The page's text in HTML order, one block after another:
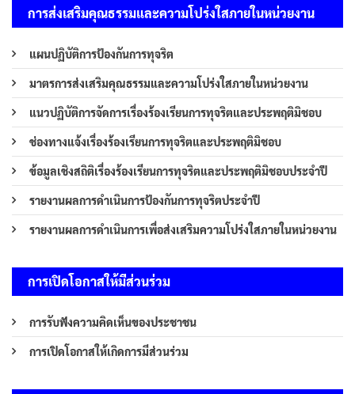
การส่งเสริมคุณธรรมและความโปร่งใสภายในหน่วยงาน
แผนปฏิบัติการป้องกันการทุจริต
มาตรการส่งเสริมคุณธรรมและความโปร่งใสภายในหน่วยงาน
แนวปฏิบัติการจัดการเรื่องร้องเรียนการทุจริตและประพฤติมิชอบ
ช่องทางแจ้งเรื่องร้องเรียนการทุจริตและประพฤติมิชอบ
ข้อมูลเชิงสถิติเรื่องร้องเรียนการทุจริตและประพฤติมิชอบประจำปี
รายงานผลการดำเนินการป้องกันการทุจริตประจำปี
รายงานผลการดำเนินการเพื่อส่งเสริมความโปร่งใสภายในหน่วยงาน
การเปิดโอกาสให้มีส่วนร่วม
การรับฟังความคิดเห็นของประชาชน
การเปิดโอกาสให้เกิดการมีส่วนร่วม